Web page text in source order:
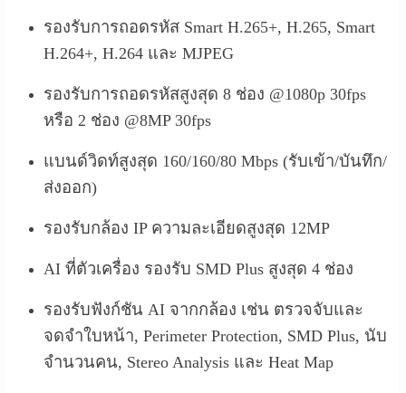
รองรับการถอดรหัส Smart H.265+, H.265, Smart
H.264+, H.264 และ MJPEG
รองรับการถอดรหัสสูงสุด 8 ช่อง @1080p 30fps
หรือ 2 ช่อง @8MP 30fps
แบนด์วิดท์สูงสุด 160/160/80 Mbps (รับเข้า/บันทึก/
ส่งออก)
รองรับกล้อง IP ความละเอียดสูงสุด 12MP
AI ที่ตัวเครื่อง รองรับ SMD Plus สูงสุด 4 ช่อง
รองรับฟังก์ชัน AI จากกล้อง เช่น ตรวจจับและ
จดจำใบหน้า, Perimeter Protection, SMD Plus, นับ
จำนวนคน, Stereo Analysis และ Heat Map